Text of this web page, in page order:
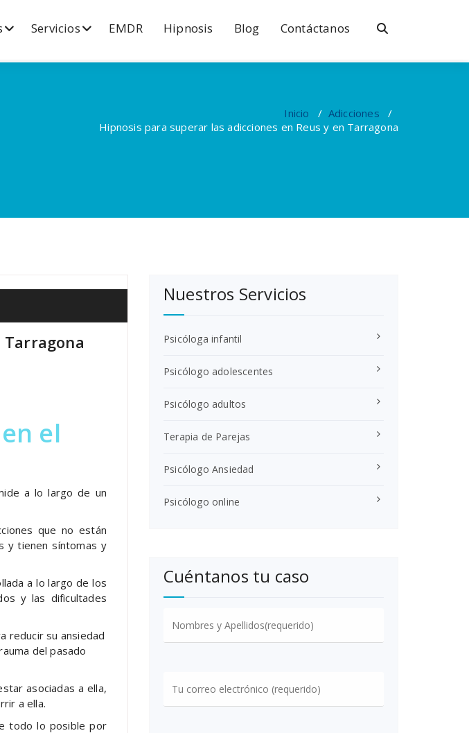
Servicios EMDR Hipnosis Blog Contáctanos
Inicio / Adicciones /
Hipnosis para superar las adicciones en Reus y en Tarragona
Tarragona
el
a lo largo de un
que no están
y tienen síntomas y
a lo largo de los
y las dificultades
reducir su ansiedad
del pasado
asociadas a ella,
a ella.
todo lo posible por
Nuestros Servicios
Psicóloga infantil
Psicólogo adolescentes
Psicólogo adultos
Terapia de Parejas
Psicólogo Ansiedad
Psicólogo online
Cuéntanos tu caso